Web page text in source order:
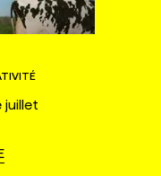
juillet